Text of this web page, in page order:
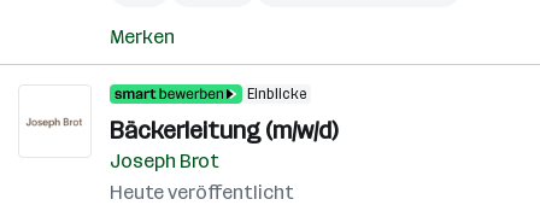
Merken
Einblicke
Bäckerleitung (m/w/d)
Joseph Brot
Heute veröffentlicht